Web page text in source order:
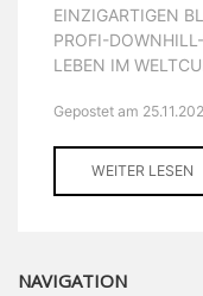
EINZIGARTIGEN
PROFI-
LEBEN IM
Gepostet am
WEITER LESEN
NAVIGATION